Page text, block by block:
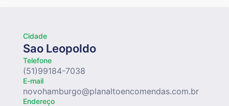
Cidade
Sao Leopoldo
Telefone
(51)99184-7038
E-mail
novohamburgo@planaltoencomendas.com.br
Endereço